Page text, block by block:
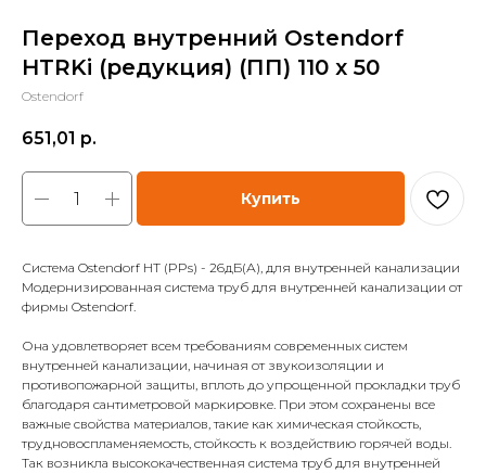
Переход внутренний Ostendorf
HTRKi (редукция) (ПП) 110 х 50
Ostendorf
651,01 р.
Купить
Система Ostendorf HT (PPs) - 26дБ(А), для внутренней канализации
Модернизированная система труб для внутренней канализации от
фирмы Ostendorf.
Она удовлетворяет всем требованиям современных систем
внутренней канализации, начиная от звукоизоляции и
противопожарной защиты, вплоть до упрощенной прокладки труб
благодаря сантиметровой маркировке. При этом сохранены все
важные свойства материалов, такие как химическая стойкость,
трудновоспламеняемость, стойкость к воздействию горячей воды.
Так возникла высококачественная система труб для внутренней